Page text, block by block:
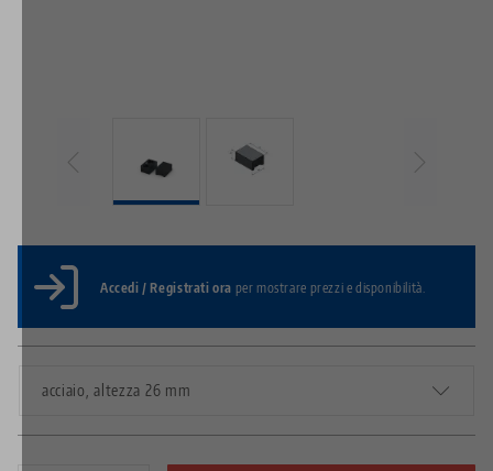
Accedi / Registrati ora per mostrare prezzi e disponibilità.
acciaio, altezza 26 mm